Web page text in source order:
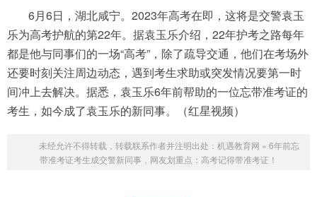
6月6日，湖北咸宁。2023年高考在即，这将是交警袁玉
乐为高考护航的第22年。据袁玉乐介绍，22年护考之路每年
都是他与同事们的一场“高考”，除了疏导交通，他们在考场外
还要时刻关注周边动态，遇到考生求助或突发情况要第一时
间冲上去解决。据悉，袁玉乐6年前帮助的一位忘带准考证的
考生，如今成了袁玉乐的新同事。（红星视频）
未经允许不得转载，转载联系作者并注明出处： 机遇教育网 » 6年前忘
带准考证考生成交警新同事，网友划重点：高考记得带准考证！